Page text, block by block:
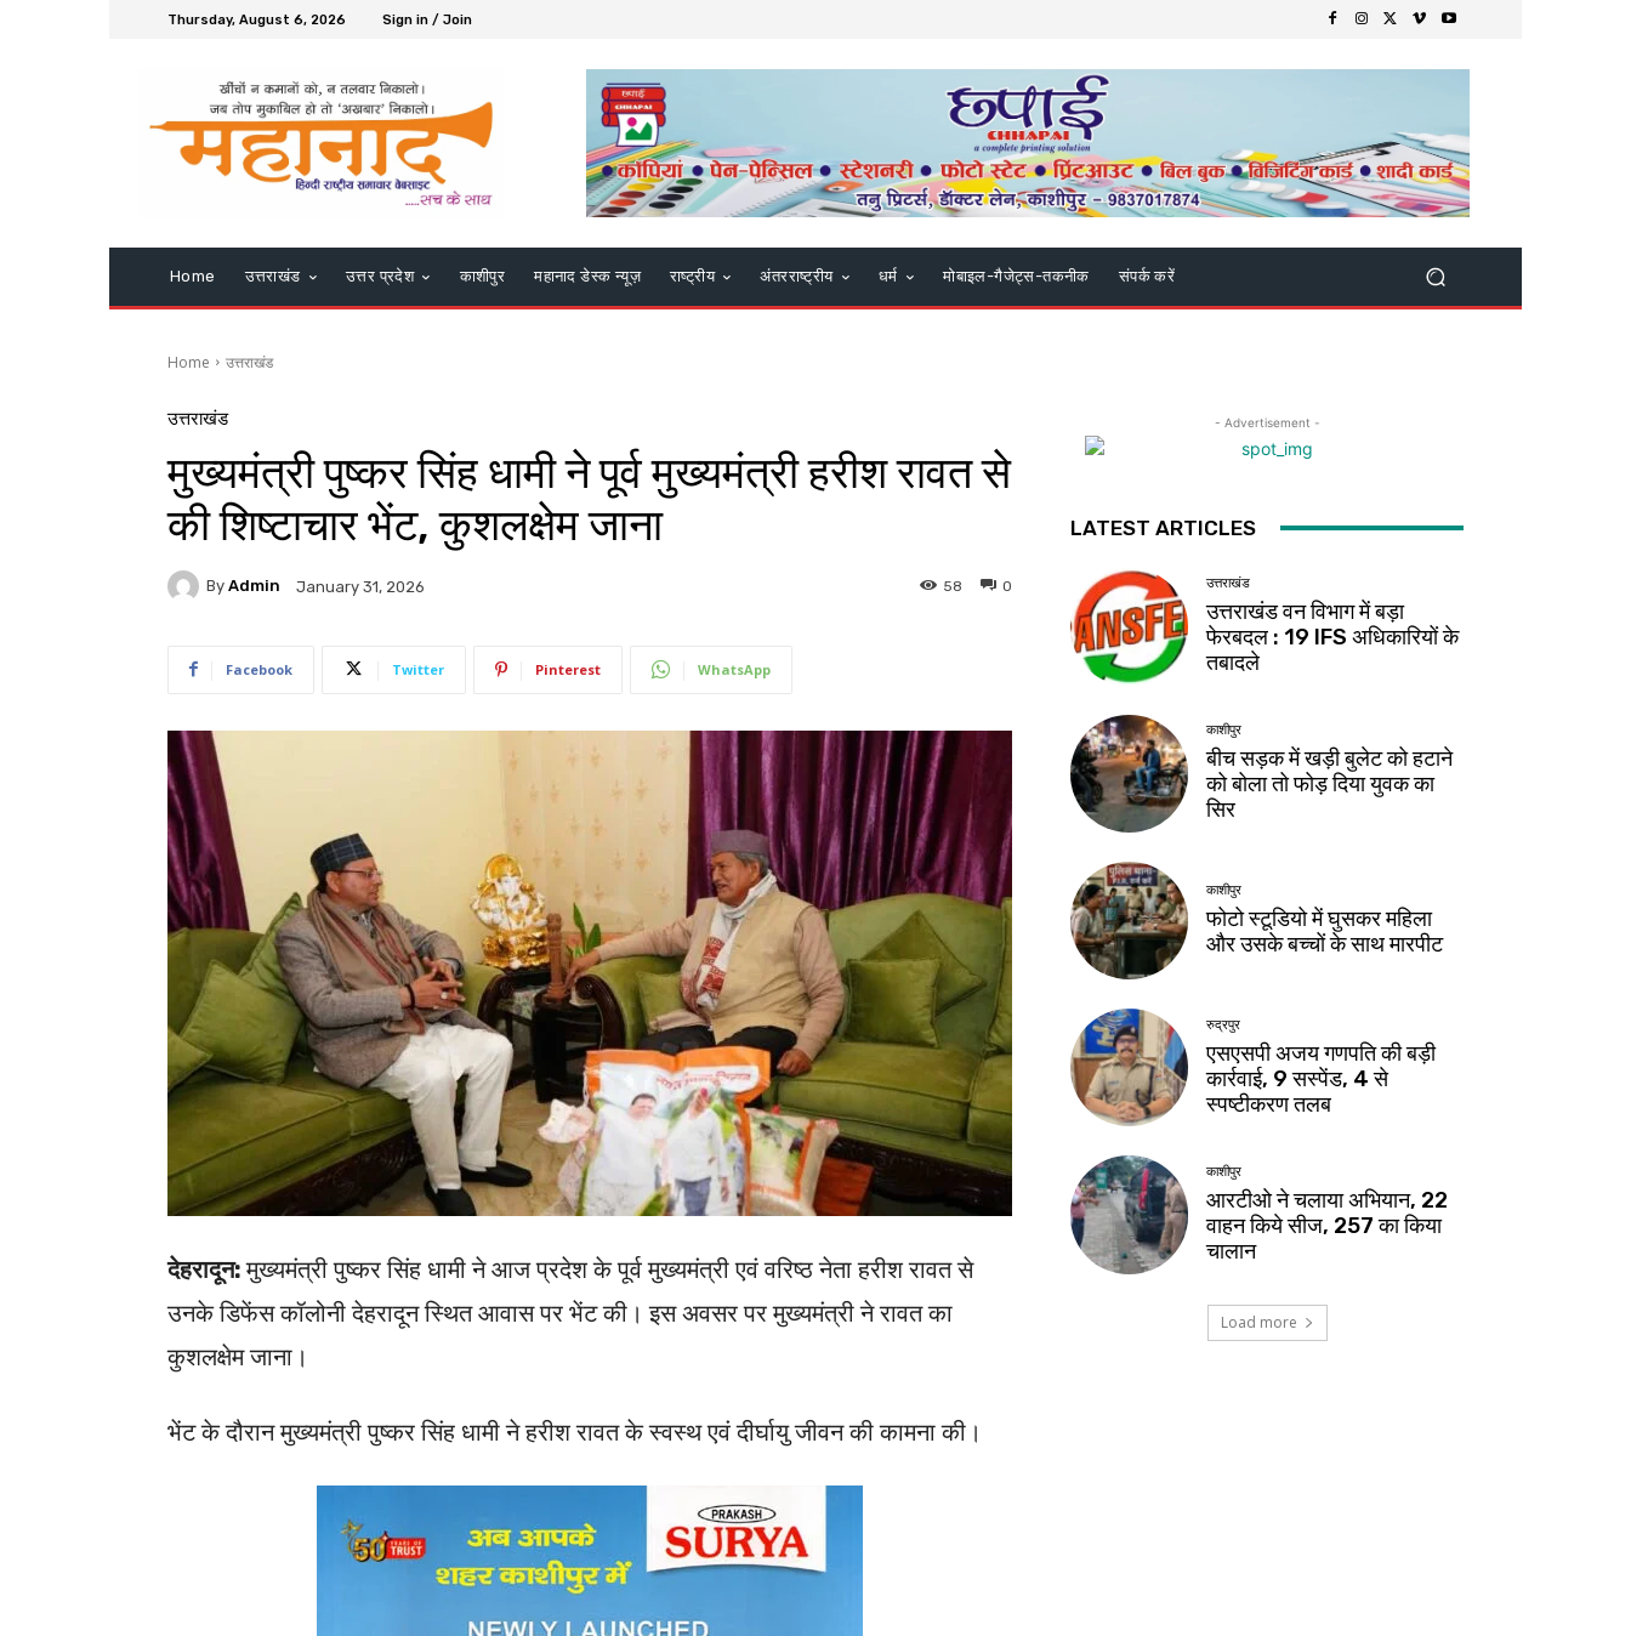
Thursday, August 6, 2026 Sign in / Join
Home उत्तराखंड उत्तर प्रदेश काशीपुर महानाद डेस्क न्यूज़ राष्ट्रीय अंतरराष्ट्रीय धर्म मोबाइल-गैजेट्स-तकनीक संपर्क करें
Home उत्तराखंड
उत्तराखंड
मुख्यमंत्री पुष्कर सिंह धामी ने पूर्व मुख्यमंत्री हरीश रावत से
की शिष्टाचार भेंट, कुशलक्षेम जाना
By Admin January 31, 2026 0
58
Facebook Twitter Pinterest WhatsApp
देहरादून:मुख्यमंत्री पुष्कर सिंह धामी ने आज प्रदेश के पूर्व मुख्यमंत्री एवं वरिष्ठ नेता हरीश रावत से
उनके डिफेंस कॉलोनी देहरादून स्थित आवास पर भेंट की। इस अवसर पर मुख्यमंत्री ने रावत का
कुशलक्षेम जाना।
भेंट के दौरान मुख्यमंत्री पुष्कर सिंह धामी ने हरीश रावत के स्वस्थ एवं दीर्घायु जीवन की कामना की।
- Advertisement -
LATEST ARTICLES
उत्तराखंड
उत्तराखंड वन विभाग में बड़ा
फेरबदल : 19 IFS अधिकारियों के
तबादले
काशीपुर
बीच सड़क में खड़ी बुलेट को हटाने
को बोला तो फोड़ दिया युवक का
सिर
काशीपुर
फोटो स्टूडियो में घुसकर महिला
और उसके बच्चों के साथ मारपीट
रुद्रपुर
एसएसपी अजय गणपति की बड़ी
कार्रवाई, 9 सस्पेंड, 4 से
स्पष्टीकरण तलब
काशीपुर
आरटीओ ने चलाया अभियान, 22
वाहन किये सीज, 257 का किया
चालान
Load more